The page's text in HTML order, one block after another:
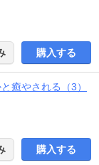
購入する
癒やされる（3）
購入する